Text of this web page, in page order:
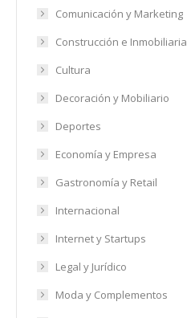
Comunicación y Marketing
Construcción e Inmobiliaria
Cultura
Decoración y Mobiliario
Deportes
Economía y Empresa
Gastronomía y Retail
Internacional
Internet y Startups
Legal y Jurídico
Moda y Complementos